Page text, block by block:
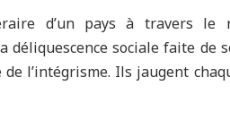
d’un pays à travers le
déliquescence sociale faite de
l’intégrisme. Ils jaugent